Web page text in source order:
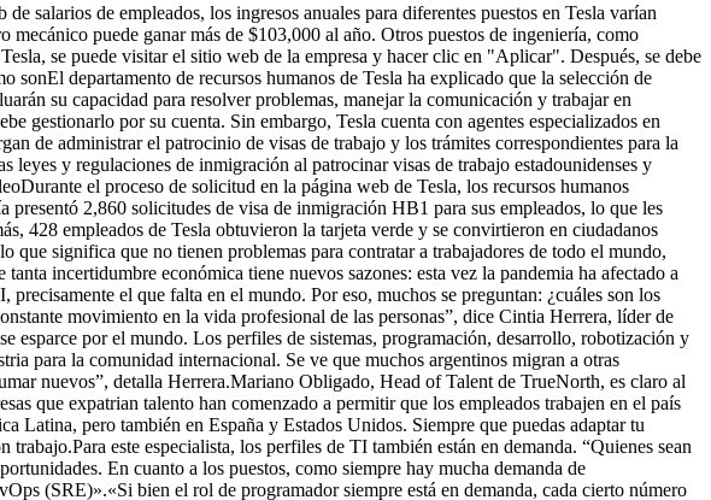
salarios de empleados, los ingresos anuales para diferentes puestos en Tesla varían
puede ganar más de $103,000 al año. Otros puestos de ingeniería, como
se puede visitar el sitio web de la empresa y hacer clic en "Aplicar". Después, se debe
departamento de recursos humanos de Tesla ha explicado que la selección de
su capacidad para resolver problemas, manejar la comunicación y trabajar en
gestionarlo por su cuenta. Sin embargo, Tesla cuenta con agentes especializados en
de administrar el patrocinio de visas de trabajo y los trámites correspondientes para la
y regulaciones de inmigración al patrocinar visas de trabajo estadounidenses y
el proceso de solicitud en la página web de Tesla, los recursos humanos
2,860 solicitudes de visa de inmigración HB1 para sus empleados, lo que les
428 empleados de Tesla obtuvieron la tarjeta verde y se convirtieron en ciudadanos
que significa que no tienen problemas para contratar a trabajadores de todo el mundo,
incertidumbre económica tiene nuevos sazones: esta vez la pandemia ha afectado a
el que falta en el mundo. Por eso, muchos se preguntan: ¿cuáles son los
movimiento en la vida profesional de las personas”, dice Cintia Herrera, líder de
esparce por el mundo. Los perfiles de sistemas, programación, desarrollo, robotización y
para la comunidad internacional. Se ve que muchos argentinos migran a otras
nuevos”, detalla Herrera.Mariano Obligado, Head of Talent de TrueNorth, es claro al
que expatrian talento han comenzado a permitir que los empleados trabajen en el país
Latina, pero también en España y Estados Unidos. Siempre que puedas adaptar tu
este especialista, los perfiles de TI también están en demanda. “Quienes sean
En cuanto a los puestos, como siempre hay mucha demanda de
(SRE)».«Si bien el rol de programador siempre está en demanda, cada cierto número